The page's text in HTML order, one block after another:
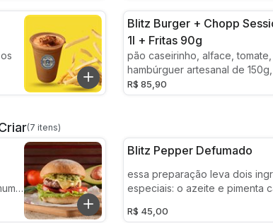
Blitz Burger + Chopp
1l + Fritas 90g
pão caseirinho, alface, tomate,
hambúrguer artesanal de
queijo e maionese temperada
temperos frescos).
R$ 85,90
(7 itens)
Blitz Pepper Defumado
essa preparação leva dois
especiais: o azeite e pimenta
pepper que leva o pão
R$ 45,00